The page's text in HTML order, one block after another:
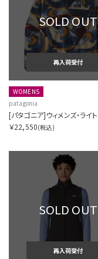
SOLD OUT
再入荷受付
WOMENS
patagonia
￥22,550(税込)
SOLD OUT
再入荷受付